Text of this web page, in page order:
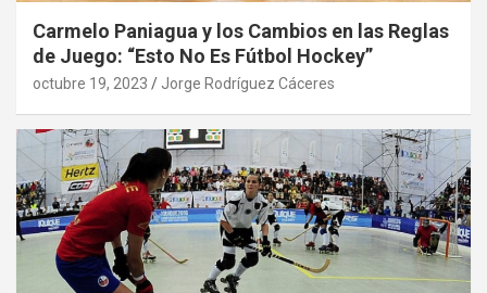
Carmelo Paniagua y los Cambios en las Reglas
de Juego: “Esto No Es Fútbol Hockey”
octubre 19, 2023 Jorge Rodríguez Cáceres